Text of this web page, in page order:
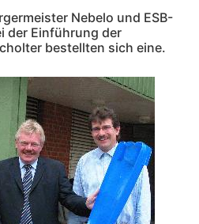
Nebelo und ESB-
der Einführung der
bestellten sich eine.